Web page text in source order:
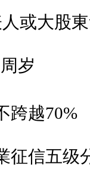
或大股
岁
跨越70%
征信五级